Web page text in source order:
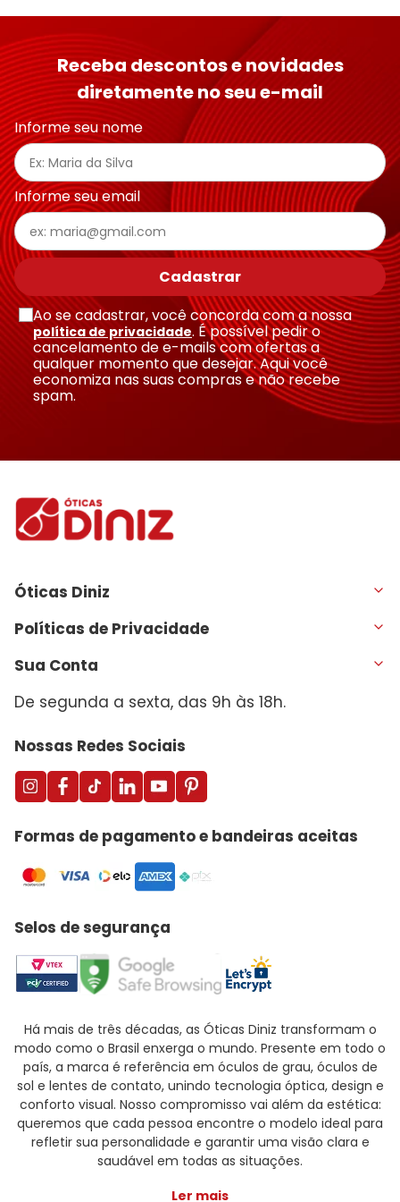
Receba descontos e novidades
diretamente no seu e-mail
Informe seu nome
Informe seu email
Cadastrar
Ao se cadastrar, você concorda com a nossa
política de privacidade. É possível pedir o
cancelamento de e-mails com ofertas a
qualquer momento que desejar. Aqui você
economiza nas suas compras e não recebe
spam.
Óticas Diniz
Políticas de Privacidade
Sua Conta
De segunda a sexta, das 9h às 18h.
Nossas Redes Sociais
Formas de pagamento e bandeiras aceitas
Selos de segurança
Há mais de três décadas, as Óticas Diniz transformam o
modo como o Brasil enxerga o mundo. Presente em todo o
país, a marca é referência em óculos de grau, óculos de
sol e lentes de contato, unindo tecnologia óptica, design e
conforto visual. Nosso compromisso vai além da estética:
queremos que cada pessoa encontre o modelo ideal para
refletir sua personalidade e garantir uma visão clara e
saudável em todas as situações.
Ler mais